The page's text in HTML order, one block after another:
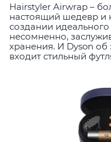
Hairstyler Airwrap –
настоящий шедевр
создании идеального
несомненно,
хранения. И Dyson об
входит стильный